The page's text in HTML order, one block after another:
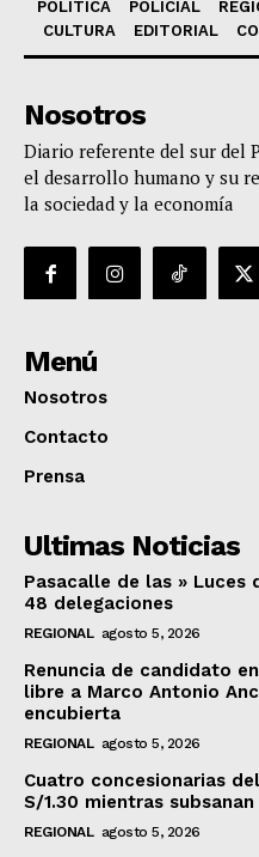
POLÍTICA POLICIAL
CULTURA
EDITORIAL
Nosotros
Diario referente del sur del
el desarrollo humano y su
la sociedad y la economía
Menú
Nosotros
Contacto
Prensa
Ultimas Noticias
Pasacalle de las » Luces
48 delegaciones
REGIONAL agosto 5, 2026
Renuncia de candidato
libre a Marco Antonio
encubierta
REGIONAL agosto 5, 2026
Cuatro concesionarias
S/1.30 mientras
REGIONAL agosto 5, 2026